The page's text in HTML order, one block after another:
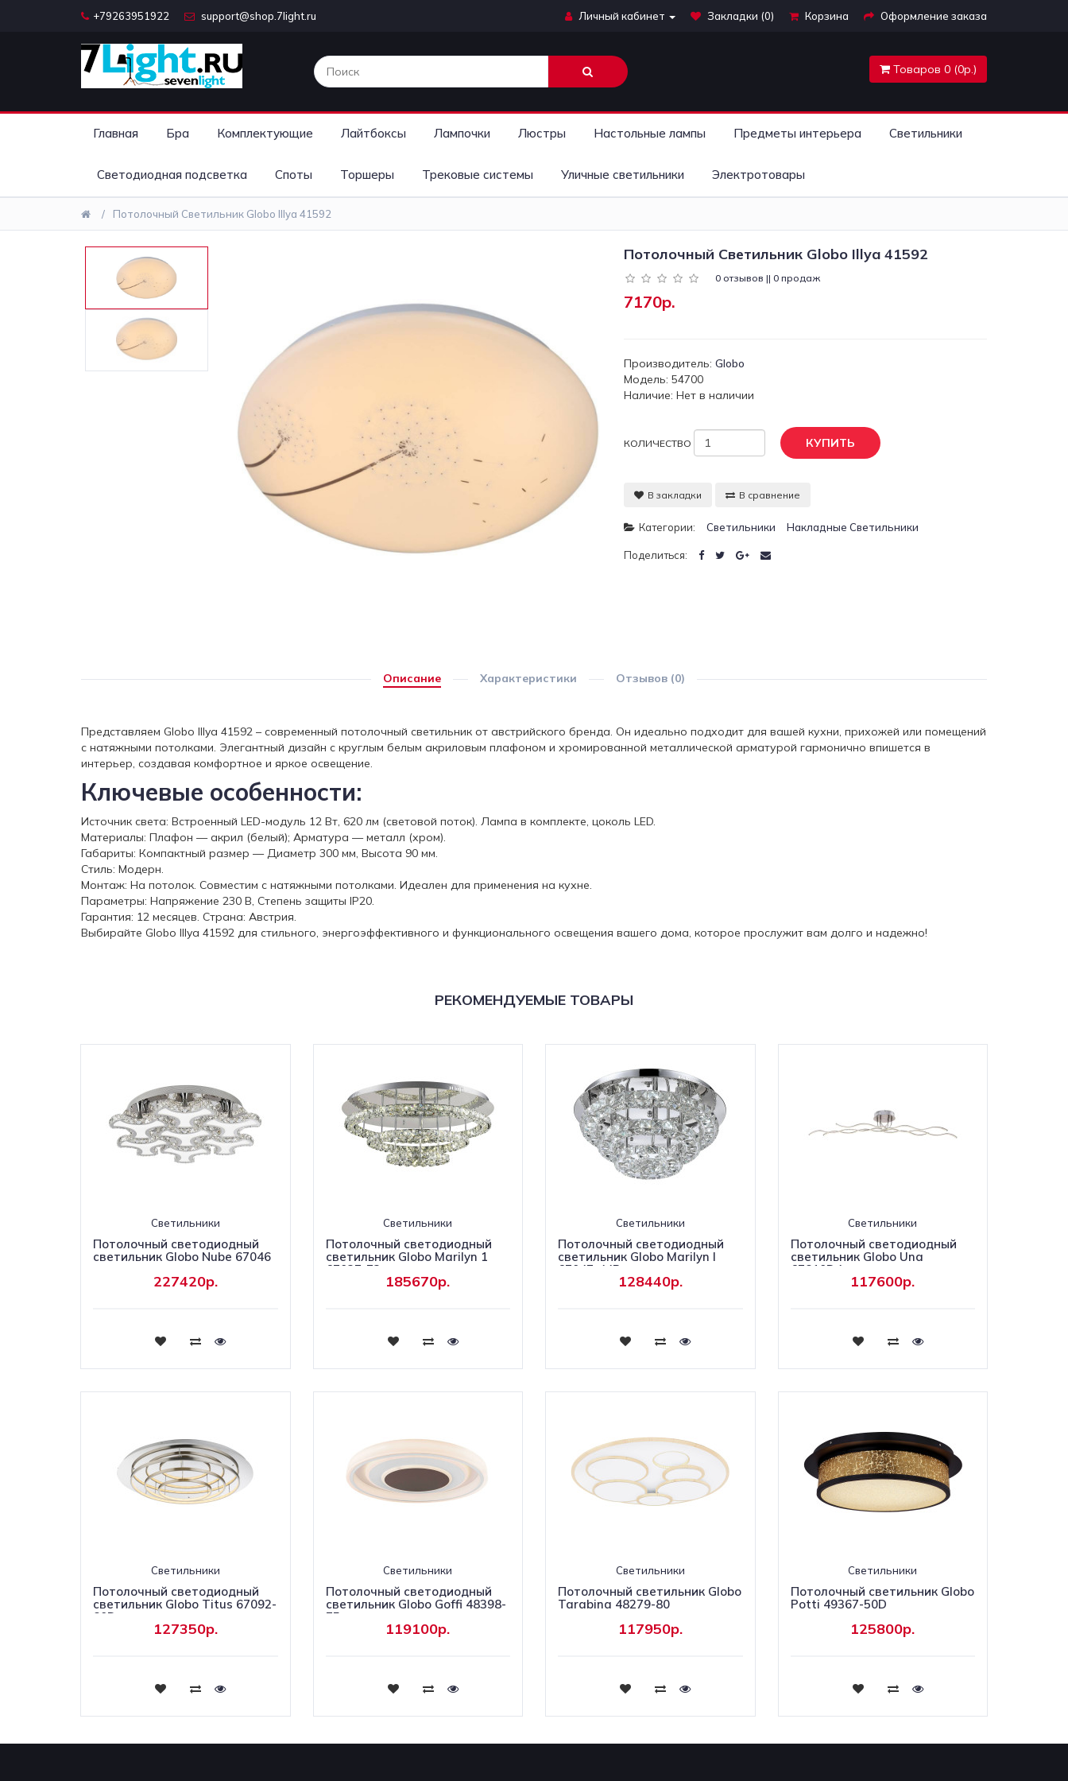
+79263951922 support@shop.7light.ru Личный кабинет Закладки (0) Корзина Оформление заказа
Товаров 0 (0р.)
Главная Бра Комплектующие Лайтбоксы Лампочки Люстры Настольные лампы Предметы интерьера Светильники
Светодиодная подсветка Споты Торшеры Трековые системы Уличные светильники Электротовары
Потолочный Светильник Globo Illya 41592
Потолочный Светильник Globo Illya 41592
0 отзывов || 0 продаж
7170р.
Производитель: Globo
Модель: 54700
Наличие: Нет в наличии
КОЛИЧЕСТВО КУПИТЬ
В закладки В сравнение
Категории: Светильники Накладные Светильники
Поделиться:
Описание Характеристики Отзывов (0)
Представляем Globo Illya 41592 – современный потолочный светильник от австрийского бренда. Он идеально подходит для вашей кухни, прихожей или помещений
с натяжными потолками. Элегантный дизайн с круглым белым акриловым плафоном и хромированной металлической арматурой гармонично впишется в
интерьер, создавая комфортное и яркое освещение.
Ключевые особенности:
Источник света: Встроенный LED-модуль 12 Вт, 620 лм (световой поток). Лампа в комплекте, цоколь LED.
Материалы: Плафон — акрил (белый); Арматура — металл (хром).
Габариты: Компактный размер — Диаметр 300 мм, Высота 90 мм.
Стиль: Модерн.
Монтаж: На потолок. Совместим с натяжными потолками. Идеален для применения на кухне.
Параметры: Напряжение 230 В, Степень защиты IP20.
Гарантия: 12 месяцев. Страна: Австрия.
Выбирайте Globo Illya 41592 для стильного, энергоэффективного и функционального освещения вашего дома, которое прослужит вам долго и надежно!
РЕКОМЕНДУЕМЫЕ ТОВАРЫ
Светильники
Потолочный светодиодный
светильник Globo Nube 67046
227420р.
Купить
Светильники
Потолочный светодиодный
светильник Globo Marilyn 1
67037-72
185670р.
Купить
Светильники
Потолочный светодиодный
светильник Globo Marilyn I
67047-44R
128440р.
Купить
Светильники
Потолочный светодиодный
светильник Globo Una
67810D4
117600р.
Купить
Светильники
Потолочный светодиодный
светильник Globo Titus 67092-
80D
127350р.
Купить
Светильники
Потолочный светодиодный
светильник Globo Goffi 48398-
75
119100р.
Купить
Светильники
Потолочный светильник Globo
Tarabina 48279-80
117950р.
Купить
Светильники
Потолочный светильник Globo
Potti 49367-50D
125800р.
Купить